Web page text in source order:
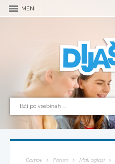
MENI
Domov Forum Mali oglasi